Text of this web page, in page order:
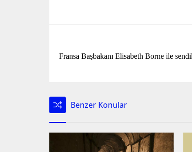
Fransa Başbakanı Elisabeth Borne ile
Benzer Konular